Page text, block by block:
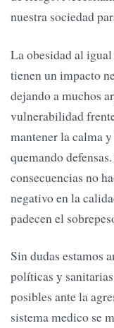
nuestra sociedad
La obesidad al
tienen un impacto
dejando a muchos
vulnerabilidad
mantener la calma
quemando
consecuencias no
negativo en la
padecen el
Sin dudas estamos
políticas y
posibles ante la
sistema medico se